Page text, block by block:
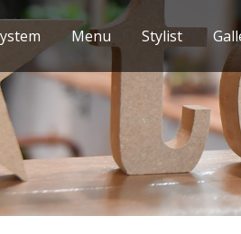
Menu Stylist